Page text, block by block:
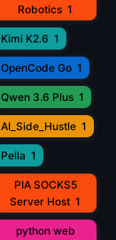
Robotics 1
Kimi K2.6 1
OpenCode Go 1
Qwen 3.6 Plus 1
AI_Side_Hustle 1
Pella 1
PIA SOCKS5
Server Host 1
python web